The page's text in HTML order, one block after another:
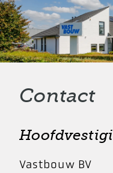
Contact
Vastbouw BV